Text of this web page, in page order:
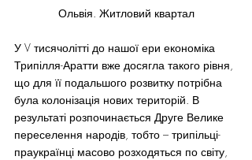
Ольвія. Житловий квартал
У V тисячолітті до нашої ери економіка
Трипілля-Аратти вже досягла такого рівня,
що для її подальшого розвитку потрібна
була колонізація нових територій. В
результаті розпочинається Друге Велике
переселення народів, тобто – трипільці-
праукраїнці масово розходяться по світу,